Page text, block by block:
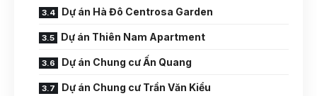
Dự án Hà Đô Centrosa Garden
Dự án Thiên Nam Apartment
Dự án Chung cư Ấn Quang
Dự án Chung cư Trần Văn Kiểu